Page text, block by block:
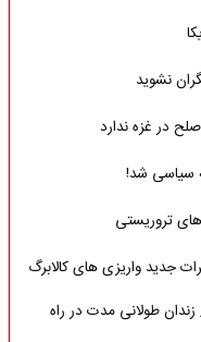
نشوید
در غزه ندارد
سیاسی شد!
طولانی مدت در راه